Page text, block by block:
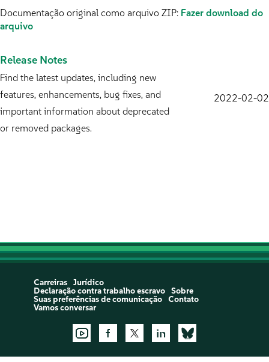
Documentação original como arquivo ZIP: Fazer download do
arquivo
Release Notes
Find the latest updates, including new
features, enhancements, bug fixes, and
important information about deprecated
or removed packages.
2022-02-02
Carreiras
Jurídico
Declaração contra trabalho escravo
Sobre
Suas preferências de comunicação
Contato
Vamos conversar